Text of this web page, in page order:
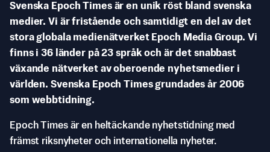
Svenska Epoch Times är en unik röst bland svenska
medier. Vi är fristående och samtidigt en del av det
stora globala medienätverket Epoch Media Group. Vi
finns i 36 länder på 23 språk och är det snabbast
växande nätverket av oberoende nyhetsmedier i
världen. Svenska Epoch Times grundades år 2006
som webbtidning.
Epoch Times är en heltäckande nyhetstidning med
främst riksnyheter och internationella nyheter.